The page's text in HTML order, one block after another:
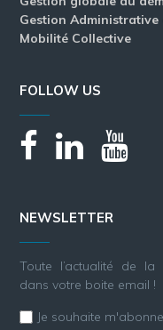
Gestion Administrative
Mobilité Collective
FOLLOW US
NEWSLETTER
Toute l’actualité de
dans votre boite email !
Je souhaite